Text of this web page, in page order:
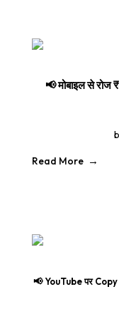
📢 मोबाइल से
Read More
📢 YouTube पर